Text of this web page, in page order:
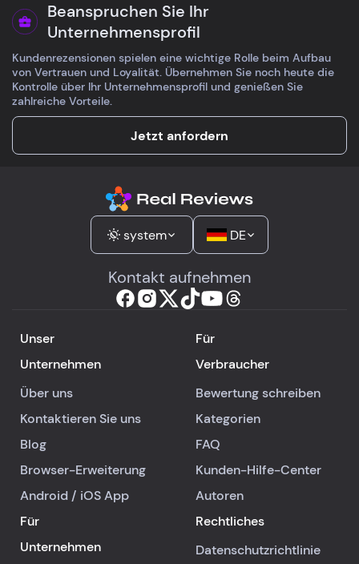
Beanspruchen Sie Ihr
Unternehmensprofil
Kundenrezensionen spielen eine wichtige Rolle beim Aufbau
von Vertrauen und Loyalität. Übernehmen Sie noch heute die
Kontrolle über Ihr Unternehmensprofil und genießen Sie
zahlreiche Vorteile.
Jetzt anfordern
system DE
Kontakt aufnehmen
Unser
Unternehmen
Über uns
Kontaktieren Sie uns
Blog
Browser-Erweiterung
Android / iOSApp
Für
Verbraucher
Bewertung schreiben
Kategorien
FAQ
Kunden-Hilfe-Center
Autoren
Für
Unternehmen
Rechtliches
Datenschutzrichtlinie